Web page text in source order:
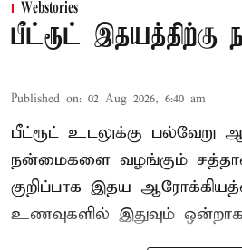
Webstories
பீட்ரூட் இதயத்திற்கு
Published on: 02 Aug 2026, 6:40 am
பீட்ரூட் உடலுக்கு பல்வேறு
நன்மைகளை வழங்கும்
குறிப்பாக இதய
உணவுகளில் இதுவும் ஒன்றாகக்